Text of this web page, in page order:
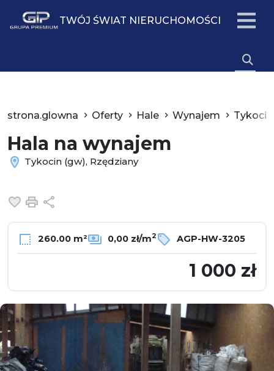
TWÓJ ŚWIAT NIERUCHOMOŚCI
strona.glowna Oferty Hale Wynajem
Hala na wynajem
Tykocin (gw), Rzędziany
Dodaj do ulubionych
Drukuj
260.00 m² 0,00 zł/m2 AGP-HW-3205
1 000 zł